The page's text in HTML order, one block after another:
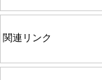
関連リンク